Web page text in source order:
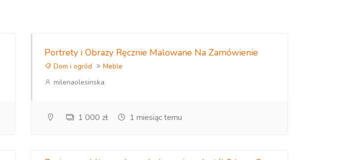
Portrety i Obrazy Ręcznie Malowane Na Zamówienie
Dom i ogród
Meble
milenaolesinska
1 000 zł 1 miesiąc temu